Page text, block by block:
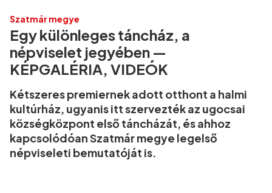
Szatmár megye
Egy különleges táncház, a
népviselet jegyében —
KÉPGALÉRIA, VIDEÓK
Kétszeres premiernek adott otthont a halmi
kultúrház, ugyanis itt szervezték az ugocsai
községközpont első táncházát, és ahhoz
kapcsolódóan Szatmár megye legelső
népviseleti bemutatóját is.